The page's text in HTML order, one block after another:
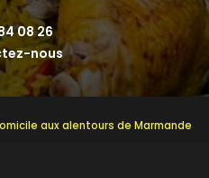
08 26
nous
aux alentours de Marmande